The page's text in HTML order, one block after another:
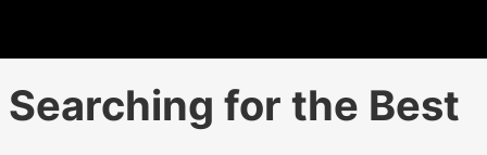
Searching for the Best